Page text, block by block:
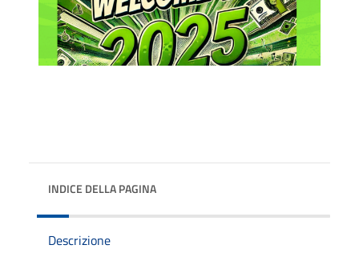
INDICE DELLA PAGINA
Descrizione